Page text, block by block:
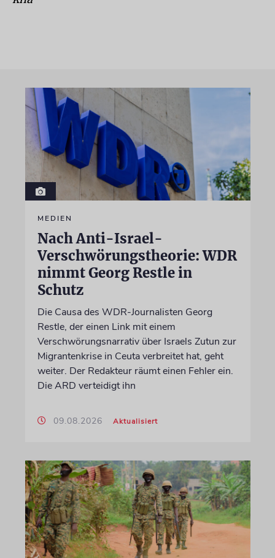
MEDIEN
Nach Anti-Israel-
Verschwörungstheorie: WDR
nimmt Georg Restle in
Schutz
Die Causa des WDR-Journalisten Georg
Restle, der einen Link mit einem
Verschwörungsnarrativ über Israels Zutun zur
Migrantenkrise in Ceuta verbreitet hat, geht
weiter. Der Redakteur räumt einen Fehler ein.
Die ARD verteidigt ihn
09.08.2026 Aktualisiert